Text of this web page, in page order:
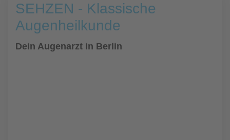
SEHZEN - Klassische
Augenheilkunde
Dein Augenarzt in Berlin